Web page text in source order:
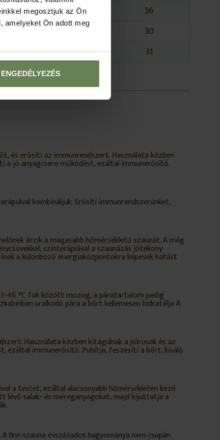
megosztjuk az Ön
amelyeket Ön adott meg
ENGEDÉLYEZÉS
1
36
30
0,0-2,3 31
és erősíti az immunrendszert. Használata közben
a jó anyagcsere működést, ezáltal immunerősítő.
kombináljuk. Erősíti immunrendszerünket,
érzik a magasabb hőmérsékletű szaunát. A még
színterápiával a szaunázás jótékony
a különböző energiaközpontokra képesek hatást
46 °C fok között mozog, a páratartalom pedig
uralkodó pára a bőrt kellemesen hidratálja A
Használata közben kitágulnak a pórusok és az
ezáltal immunerősítő. Puhítja, feszesíti a bőrt, kiváló
a testet, ezáltal alacsonyabb hőmérsékleten kezd
lévő salak- és méreganyagokat, majd kijuttatja a
szauna évszázados hagyománya nem csupán